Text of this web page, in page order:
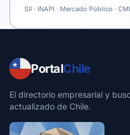
SII · INAPI · Mercado Público ·
PortalChile
El directorio empresarial y
actualizado de Chile.